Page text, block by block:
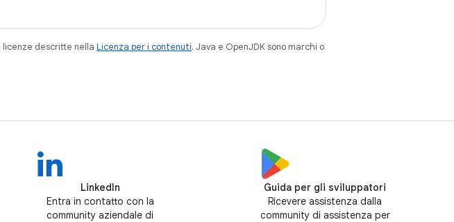
licenze descritte nella Licenza per i contenuti. Java e OpenJDK sono marchi o
LinkedIn
Entra in contatto con la
community aziendale di
Guida per gli sviluppatori
Ricevere assistenza dalla
community di assistenza per